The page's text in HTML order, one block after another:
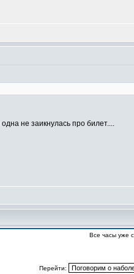
не заикнулась про билет....
Все часы уже
Перейти: